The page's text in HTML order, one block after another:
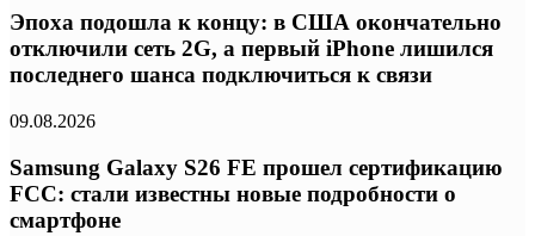
Эпоха подошла к концу: в США окончательно
отключили сеть 2G, а первый iPhone лишился
последнего шанса подключиться к связи
09.08.2026
Samsung Galaxy S26 FE прошел сертификацию
FCC: стали известны новые подробности о
смартфоне